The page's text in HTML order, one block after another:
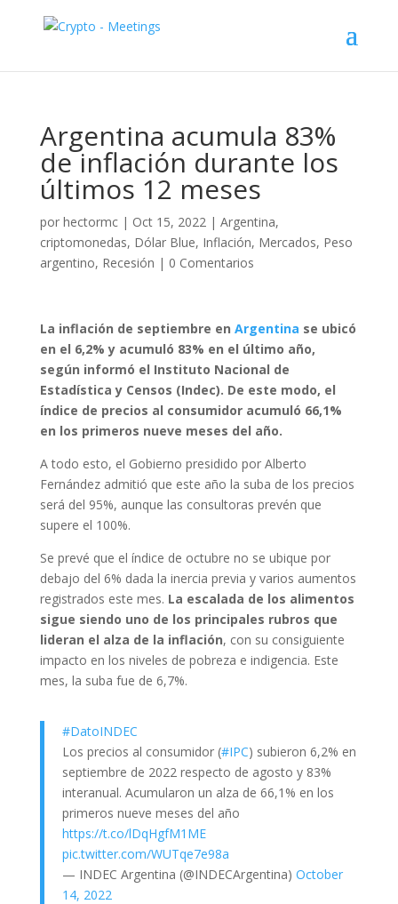
Argentina acumula 83%
de inflación durante los
últimos 12 meses
por hectormc| Oct 15, 2022| Argentina,
criptomonedas, Dólar Blue, Inflación, Mercados, Peso
argentino, Recesión | 0 Comentarios
La inflación de septiembre en Argentina se ubicó
en el 6,2% y acumuló 83% en el último año,
según informó el Instituto Nacional de
Estadística y Censos (Indec). De este modo, el
índice de precios al consumidor acumuló 66,1%
en los primeros nueve meses del año.
A todo esto, el Gobierno presidido por Alberto
Fernández admitió que este año la suba de los precios
será del 95%, aunque las consultoras prevén que
supere el 100%.
Se prevé que el índice de octubre no se ubique por
debajo del 6% dada la inercia previa y varios aumentos
registrados este mes. La escalada de los alimentos
sigue siendo uno de los principales rubros que
lideran el alza de la inflación, con su consiguiente
impacto en los niveles de pobreza e indigencia. Este
mes, la suba fue de 6,7%.
#DatoINDEC
Los precios al consumidor (#IPC) subieron 6,2% en
septiembre de 2022 respecto de agosto y 83%
interanual. Acumularon un alza de 66,1% en los
primeros nueve meses del año
https://t.co/lDqHgfM1ME
pic.twitter.com/WUTqe7e98a
— INDEC Argentina (@INDECArgentina) October
14, 2022